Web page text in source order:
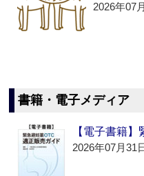
2026年07
書籍・電子メディア
【電子書籍
2026年07月31